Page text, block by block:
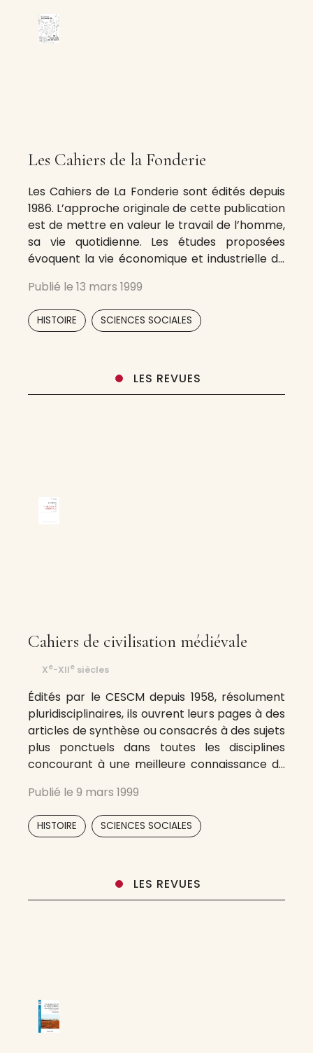
Les Cahiers de la Fonderie
Les Cahiers de La Fonderie sont édités depuis
1986. L’approche originale de cette publication
est de mettre en valeur le travail de l’homme,
sa vie quotidienne. Les études proposées
évoquent la vie économique et industrielle de
aussi l’histoire des Bruxellois. On s’y interroge
sur le présent et sur
Publié le 13 mars 1999
HISTOIRE SCIENCES SOCIALES
LES REVUES
Cahiers de civilisation médiévale
Xe-XIIe siècles
Édités par le CESCM depuis 1958, résolument
pluridisciplinaires, ils ouvrent leurs pages à des
articles de synthèse ou consacrés à des sujets
plus ponctuels dans toutes les disciplines
concourant à une meilleure connaissance du
histoire de l’art, histoire du droit, musicologie,
philologie, philosophie, etc.) en promouvant à
la fois l’interdisciplinarité
Publié le 9 mars 1999
HISTOIRE SCIENCES SOCIALES
LES REVUES